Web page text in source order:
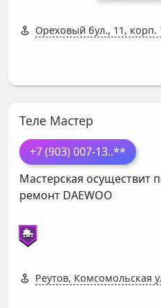
Ореховый бул., 11, корп.
Теле Мастер
+7 (903) 007-13..**
Мастерская осуществит
ремонт DAEWOO
Реутов, Комсомольская